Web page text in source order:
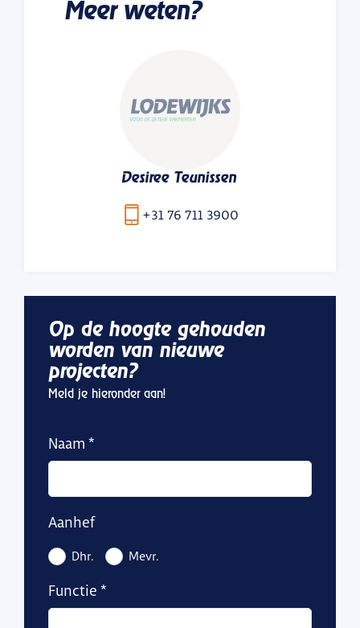
Meer weten?
Desiree Teunissen
+31 76 711 3900
Op de hoogte gehouden
worden van nieuwe
projecten?
Meld je hieronder aan!
Naam
Aanhef
Dhr. Mevr.
Functie